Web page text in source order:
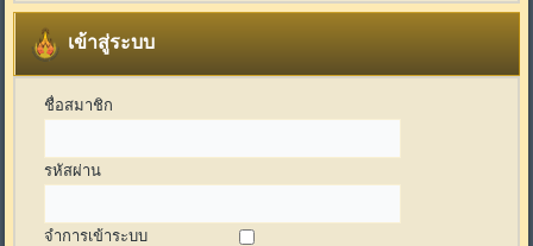
เข้าสู่ระบบ
ชื่อสมาชิก
รหัสผ่าน
จำการเข้าระบบ